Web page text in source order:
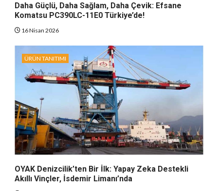
Daha Güçlü, Daha Sağlam, Daha Çevik: Efsane
Komatsu PC390LC-11E0 Türkiye’de!
16 Nisan 2026
ÜRÜN TANITIMI
OYAK Denizcilik’ten Bir İlk: Yapay Zeka Destekli
Akıllı Vinçler, İsdemir Limanı’nda